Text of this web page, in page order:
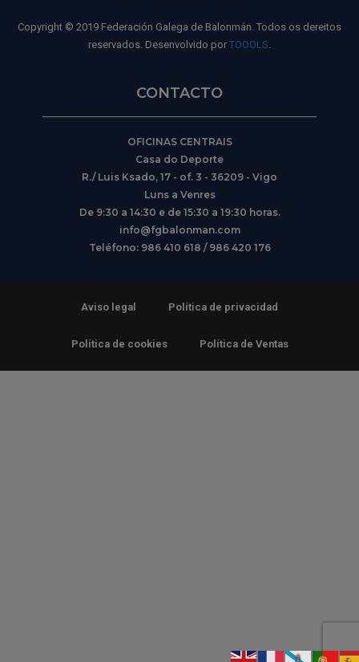
Copyright © 2019 Federación Galega de Balonmán. Todos os dereitos
reservados. Desenvolvido por TOOOLS.
CONTACTO
OFICINAS CENTRAIS
Casa do Deporte
R./ Luis Ksado, 17 - of. 3 - 36209 - Vigo
Luns a Venres
De 9:30 a 14:30 e de 15:30 a 19:30 horas.
info@fgbalonman.com
Teléfono: 986 410 618 / 986 420 176
Aviso legal Política de privacidad
Política de cookies Política de Ventas